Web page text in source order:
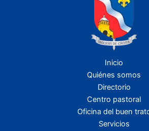
Inicio
Quiénes somos
Directorio
Centro pastoral
Oficina del buen
Servicios